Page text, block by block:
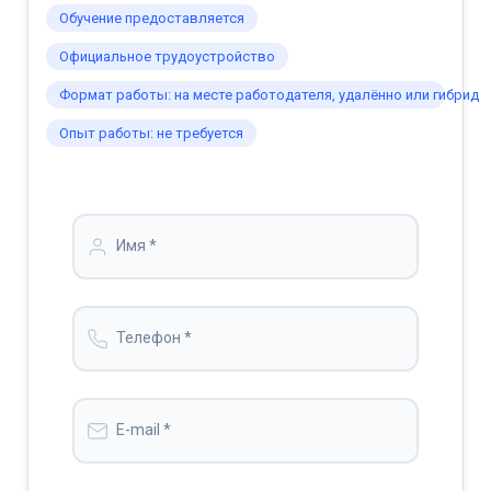
Обучение предоставляется
Официальное трудоустройство
Формат работы: на месте работодателя, удалённо или гибрид
Опыт работы: не требуется
Имя *
Телефон *
E-mail *